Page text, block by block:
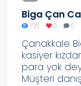
Biga Çan
728 0 0
Çanakkale
kasiyer
para yok
Müşteri